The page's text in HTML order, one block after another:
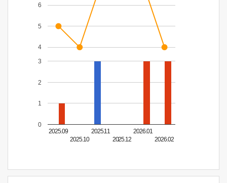
2025.09
2025.10
2025.11
2025.12
2026.01
2026.02
0
1
2
3
4
5
6